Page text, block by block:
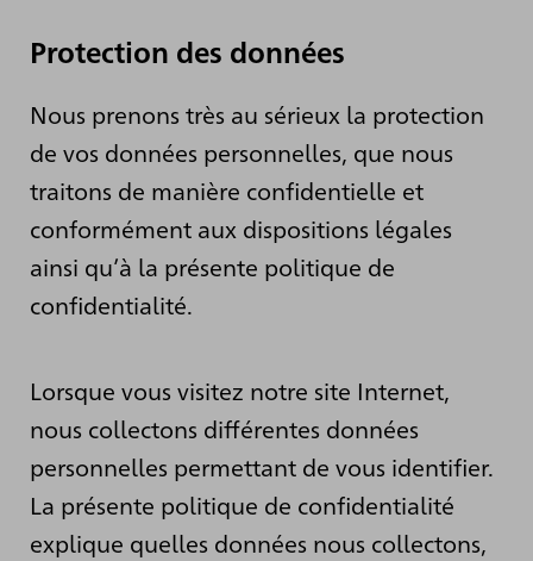
Protection des données
Nous prenons très au sérieux la protection
de vos données personnelles, que nous
traitons de manière confidentielle et
conformément aux dispositions légales
ainsi qu’à la présente politique de
confidentialité.
Lorsque vous visitez notre site Internet,
nous collectons différentes données
personnelles permettant de vous identifier.
La présente politique de confidentialité
explique quelles données nous collectons,